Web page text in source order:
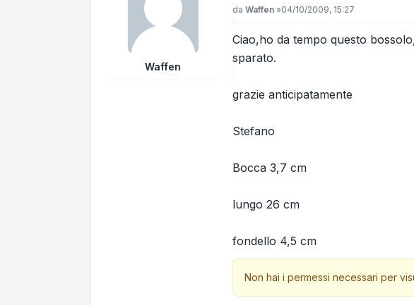
Waffen
Messaggio
da Waffen »04/10/2009, 15:27
Ciao,ho da tempo questo
sparato.
grazie anticipatamente
Stefano
Bocca 3,7 cm
lungo 26 cm
fondello 4,5 cm
Non hai i permessi necessari per